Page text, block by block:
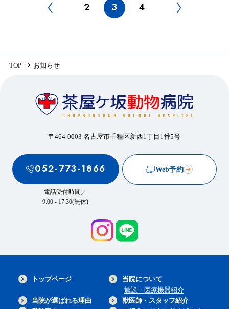
2 3 4
TOP お知らせ
〒464-0003 名古屋市千種区新西1丁目1番5号
052-773-1866
電話受付時間／
9:00 - 17:30(無休)
Web予約
トップページ
当院について
施設・医療機器紹介
当院が選ばれる理由
獣医師・スタッフ紹介